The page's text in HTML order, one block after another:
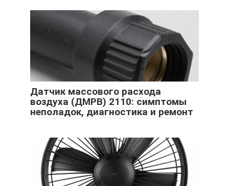
Датчик массового расхода
воздуха (ДМРВ) 2110: симптомы
неполадок, диагностика и ремонт